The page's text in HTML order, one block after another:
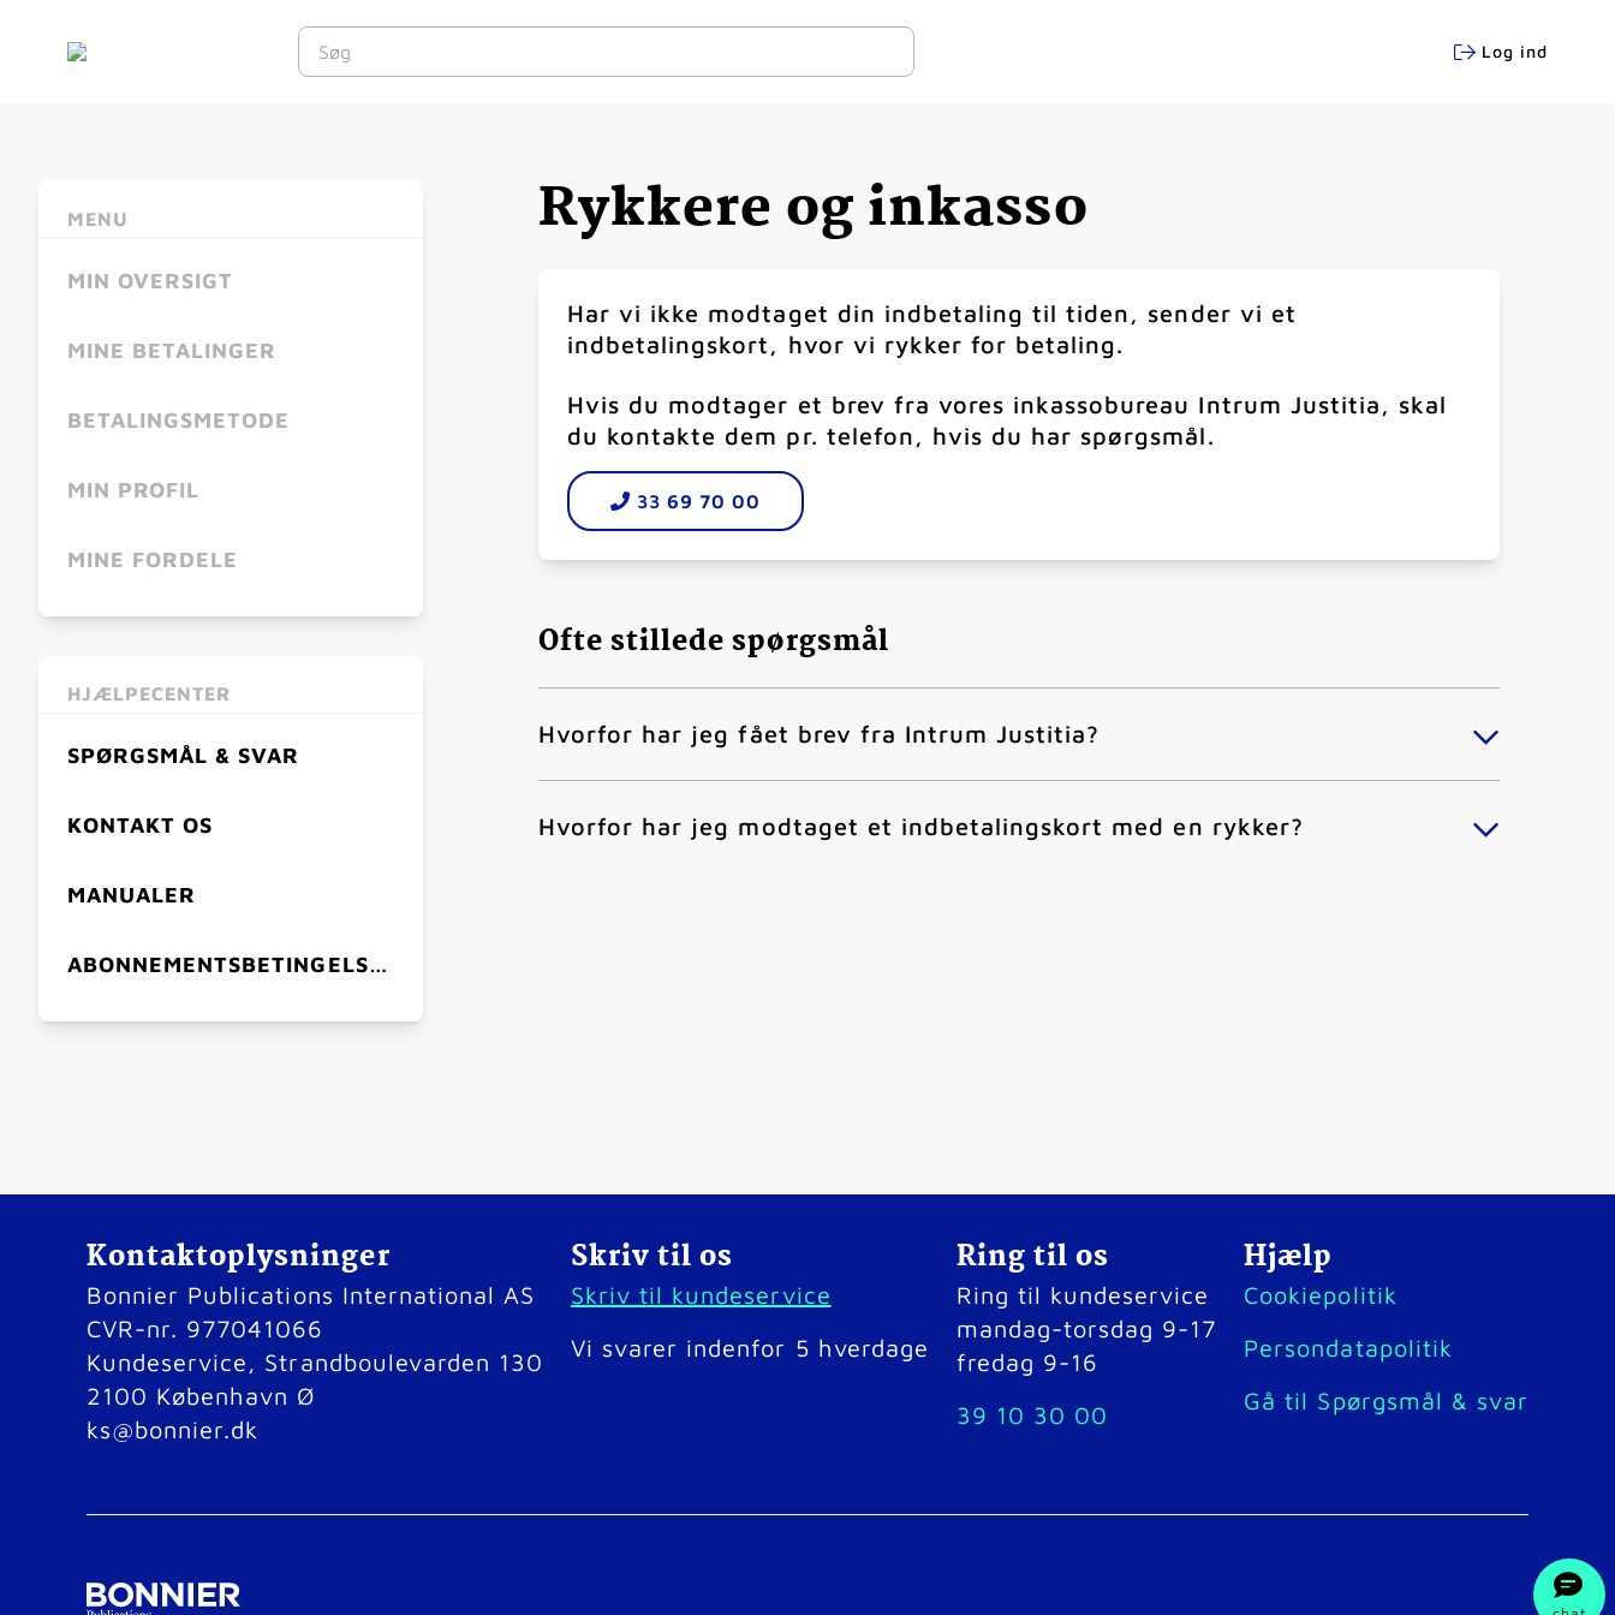
Log ind
MENU
MIN OVERSIGT
MINE BETALINGER
BETALINGSMETODE
MIN PROFIL
MINE FORDELE
HJÆLPECENTER
SPØRGSMÅL & SVAR
KONTAKT OS
MANUALER
ABONNEMENTSBETINGELSER
Rykkere og inkasso
Har vi ikke modtaget din indbetaling til tiden, sender vi et
indbetalingskort, hvor vi rykker for betaling.
Hvis du modtager et brev fra vores inkassobureau Intrum Justitia, skal
du kontakte dem pr. telefon, hvis du har spørgsmål.
33 69 70 00
Ofte stillede spørgsmål
Hvorfor har jeg fået brev fra Intrum Justitia?
Hvorfor har jeg modtaget et indbetalingskort med en rykker?
Kontaktoplysninger
Bonnier Publications International AS
CVR-nr. 977041066
Kundeservice, Strandboulevarden 130
2100 København Ø
ks@bonnier.dk
Skriv til os
Skriv til kundeservice
Vi svarer indenfor 5 hverdage
Ring til os
Ring til kundeservice
mandag-torsdag 9-17
fredag 9-16
39 10 30 00
Hjælp
Cookiepolitik
Persondatapolitik
Gå til Spørgsmål & svar